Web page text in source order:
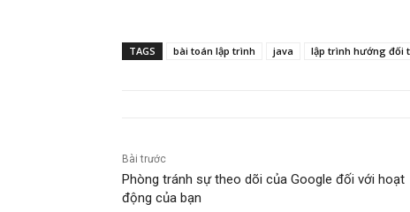
TAGS bài toán lập trình java lập trình hướng đối
Bài trước
Phòng tránh sự theo dõi của Google đối với hoạt
động của bạn